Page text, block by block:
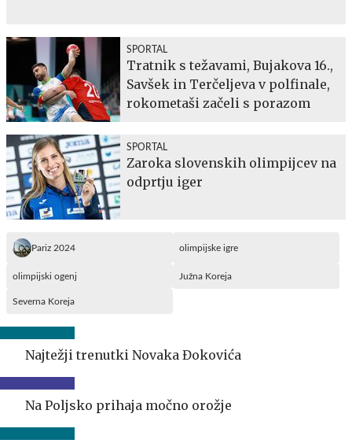
SPORTAL
Tratnik s težavami, Bujakova 16.,
Savšek in Terčeljeva v polfinale,
rokometaši začeli s porazom
SPORTAL
Zaroka slovenskih olimpijcev na
odprtju iger
Pariz 2024 olimpijske igre
olimpijski ogenj Južna Koreja
Severna Koreja
Najtežji trenutki Novaka Đokovića
Na Poljsko prihaja močno orožje